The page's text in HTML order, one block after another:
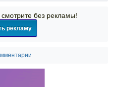
без рекламы!
рекламу